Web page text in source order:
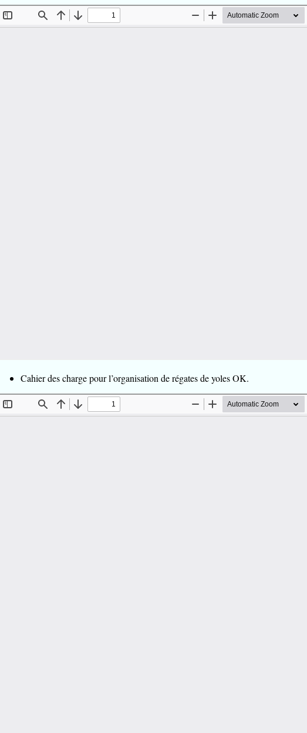
Cahier des charge pour l’organisation de régates de yoles OK.